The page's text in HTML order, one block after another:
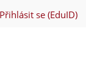
Přihlásit se (EduID)